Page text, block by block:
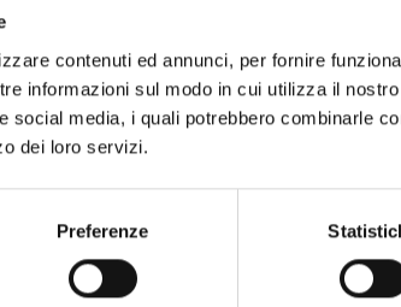
contenuti ed annunci, per fornire
informazioni sul modo in cui utilizza il
social media, i quali potrebbero combinarle
dei loro servizi.
Preferenze
castors, 2 with brakes ø 100 mm.
СОПУТСТВУЮЩИЕ
UNITED STATES
зарегистрируйтесь,
технический
ЗАРЕГИСТРИРОВАТЬСЯ СЕЙЧАС